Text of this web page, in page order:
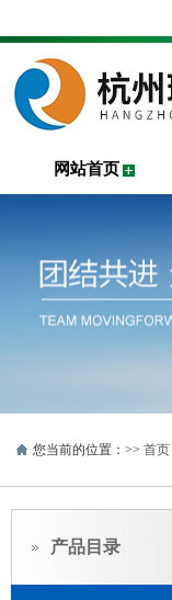
网站首页
您当前的位置：>> 首页
产品目录